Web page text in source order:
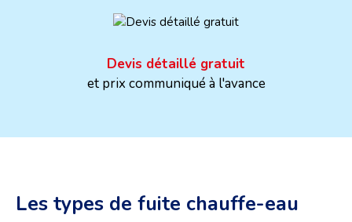
Devis détaillé gratuit
et prix communiqué à l'avance
Les types de fuite chauffe-eau